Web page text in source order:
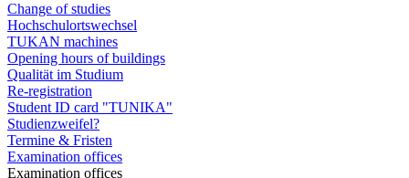
Change of studies
Hochschulortswechsel
TUKAN machines
Opening hours of buildings
Qualität im Studium
Re-registration
Student ID card "TUNIKA"
Studienzweifel?
Termine & Fristen
Examination offices
Examination offices